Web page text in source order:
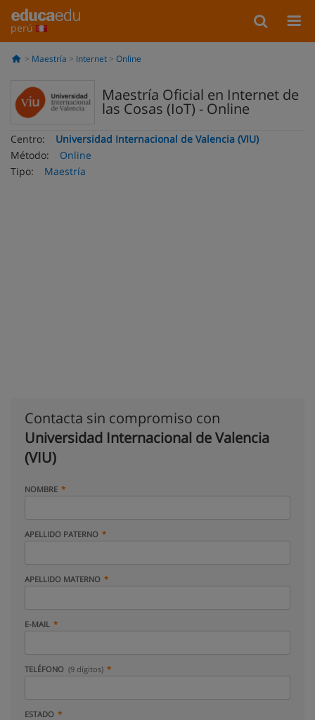
perú
Maestría Internet Online
Maestría Oficial en Internet de
las Cosas (IoT) - Online
Centro:
Universidad Internacional de Valencia (VIU)
Método:
Online
Tipo:
Maestría
Contacta sin compromiso con
Universidad Internacional de Valencia
(VIU)
NOMBRE
APELLIDO PATERNO
APELLIDO MATERNO
E-MAIL
TELÉFONO (9 dígitos)
ESTADO